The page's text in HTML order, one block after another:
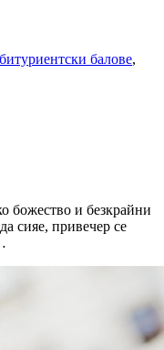
балове,
божество и безкрайни
сияе, привечер се